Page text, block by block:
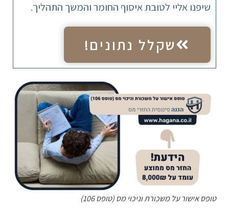
שיפנו אליי לטובת איסוף החומר והמשך התהליך.
שקלל נתונים!
טופס אישור על משכורת וניכוי מס (טופס 106)